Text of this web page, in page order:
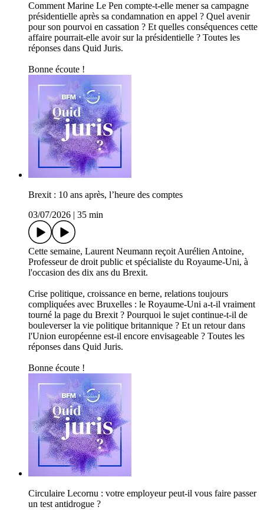
Comment Marine Le Pen compte-t-elle mener sa campagne
présidentielle après sa condamnation en appel ? Quel avenir
pour son pourvoi en cassation ? Et quelles conséquences cette
affaire pourrait-elle avoir sur la présidentielle ? Toutes les
réponses dans Quid Juris.
Bonne écoute !
Brexit : 10 ans après, l’heure des comptes
03/07/2026
35 min
Cette semaine, Laurent Neumann reçoit Aurélien Antoine,
Professeur de droit public et spécialiste du Royaume-Uni, à
l'occasion des dix ans du Brexit.
Crise politique, croissance en berne, relations toujours
compliquées avec Bruxelles : le Royaume-Uni a-t-il vraiment
tourné la page du Brexit ? Pourquoi le sujet continue-t-il de
bouleverser la vie politique britannique ? Et un retour dans
l'Union européenne est-il encore envisageable ? Toutes les
réponses dans Quid Juris.
Bonne écoute !
Circulaire Lecornu : votre employeur peut-il vous faire passer
un test antidrogue ?